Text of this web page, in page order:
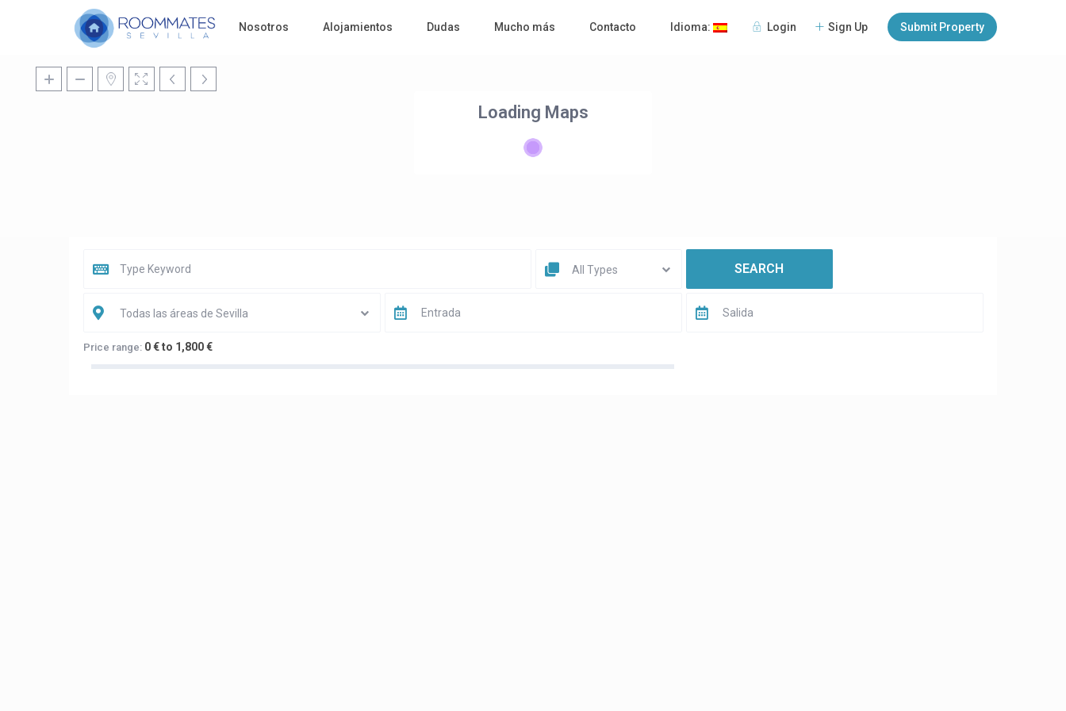
Login Sign Up Submit Property
Nosotros Alojamientos Dudas Mucho más Contacto Idioma:
Loading Maps
All Types
Todas las áreas de Sevilla
Price range: 0 € to 1,800 €